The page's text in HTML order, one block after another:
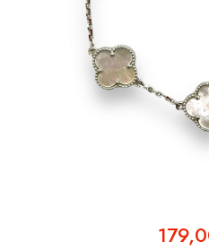
INELE ARGINT
INELE DAMA
CEASURI DAMA